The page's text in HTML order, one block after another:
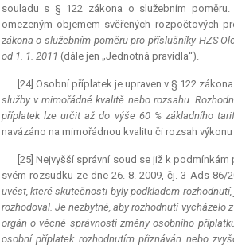
souladu s § 122 zákona o služebním
omezeným objemem svěřených rozpočtových
zákona o služebním poměru pro příslušníky HZS
od 1. 1. 2011 (dále jen „Jednotná pravidla“).
[24] Osobní příplatek je upraven v § 122
služby v mimořádné kvalitě nebo rozsahu.
příplatek lze určit až do výše 60 % základního
navázáno na mimořádnou kvalitu či rozsah výkonu
[25] Nejvyšší správní soud se již k
svém rozsudku ze dne 26. 8. 2009, čj. 3 Ads 86/
uvést, které skutečnosti byly podkladem
rozhodoval. Je nezbytné, aby rozhodnutí
orgán o věcné správnosti změny osobního
osobní příplatek rozhodnutím přiznáván nebo